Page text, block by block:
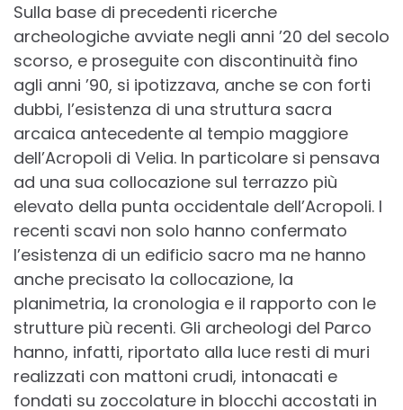
Sulla base di precedenti ricerche
archeologiche avviate negli anni ’20 del secolo
scorso, e proseguite con discontinuità fino
agli anni ’90, si ipotizzava, anche se con forti
dubbi, l’esistenza di una struttura sacra
arcaica antecedente al tempio maggiore
dell’Acropoli di Velia. In particolare si pensava
ad una sua collocazione sul terrazzo più
elevato della punta occidentale dell’Acropoli. I
recenti scavi non solo hanno confermato
l’esistenza di un edificio sacro ma ne hanno
anche precisato la collocazione, la
planimetria, la cronologia e il rapporto con le
strutture più recenti. Gli archeologi del Parco
hanno, infatti, riportato alla luce resti di muri
realizzati con mattoni crudi, intonacati e
fondati su zoccolature in blocchi accostati in